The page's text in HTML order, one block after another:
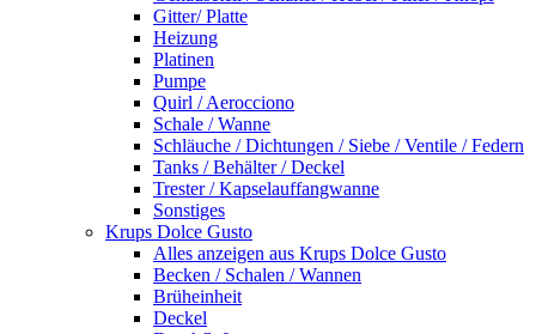
Gitter/ Platte
Heizung
Platinen
Pumpe
Quirl / Aerocciono
Schale / Wanne
Schläuche / Dichtungen / Siebe / Ventile / Federn
Tanks / Behälter / Deckel
Trester / Kapselauffangwanne
Sonstiges
Krups Dolce Gusto
Alles anzeigen aus Krups Dolce Gusto
Becken / Schalen / Wannen
Brüheinheit
Deckel